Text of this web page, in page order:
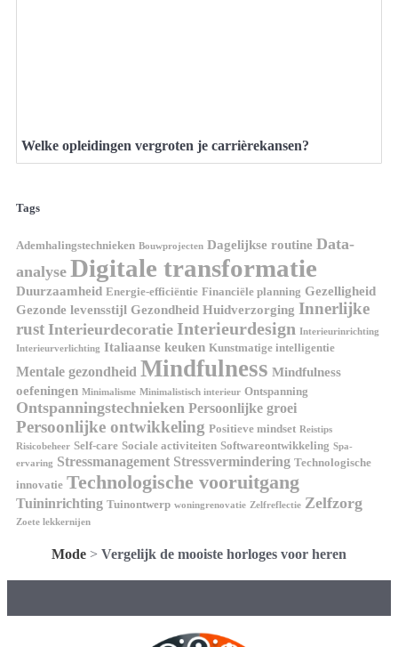
Welke opleidingen vergroten je carrièrekansen?
Tags
Ademhalingstechnieken Bouwprojecten Dagelijkse routine Data-
analyse Digitale transformatie
Duurzaamheid Energie-efficiëntie Financiële planning Gezelligheid
Gezonde levensstijl Gezondheid Huidverzorging Innerlijke
rust Interieurdecoratie Interieurdesign Interieurinrichting
Interieurverlichting Italiaanse keuken Kunstmatige intelligentie
Mentale gezondheid Mindfulness Mindfulness
oefeningen Minimalisme Minimalistisch interieur Ontspanning
Ontspanningstechnieken Persoonlijke groei
Persoonlijke ontwikkeling Positieve mindset Reistips
Risicobeheer Self-care Sociale activiteiten Softwareontwikkeling Spa-
ervaring Stressmanagement Stressvermindering Technologische
innovatie Technologische vooruitgang
Tuininrichting Tuinontwerp woningrenovatie Zelfreflectie Zelfzorg
Zoete lekkernijen
Mode > Vergelijk de mooiste horloges voor heren